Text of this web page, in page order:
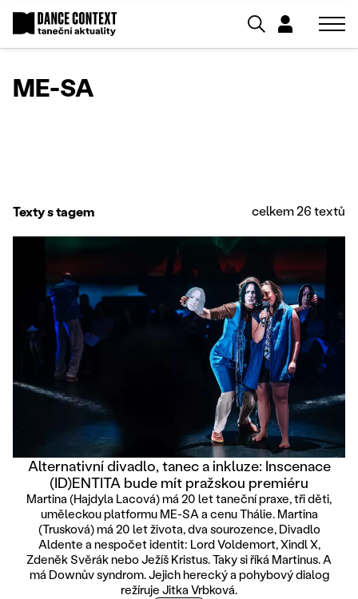
ME-SA
Texty s tagem celkem 26 textů
Alternativní divadlo, tanec a inkluze: Inscenace
(ID)ENTITA bude mít pražskou premiéru
Martina (Hajdyla Lacová) má 20 let taneční praxe, tři děti,
uměleckou platformu ME-SA a cenu Thálie. Martina
(Trusková) má 20 let života, dva sourozence, Divadlo
Aldente a nespočet identit: Lord Voldemort, Xindl X,
Zdeněk Svěrák nebo Ježíš Kristus. Taky si říká Martinus. A
má Downův syndrom. Jejich herecký a pohybový dialog
režíruje Jitka Vrbková.